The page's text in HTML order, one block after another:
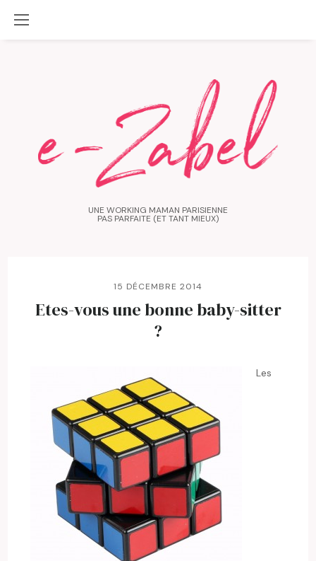
UNE WORKING MAMAN PARISIENNE
PAS PARFAITE (ET TANT MIEUX)
15 DÉCEMBRE 2014
Etes-vous une bonne baby-sitter
?
Les